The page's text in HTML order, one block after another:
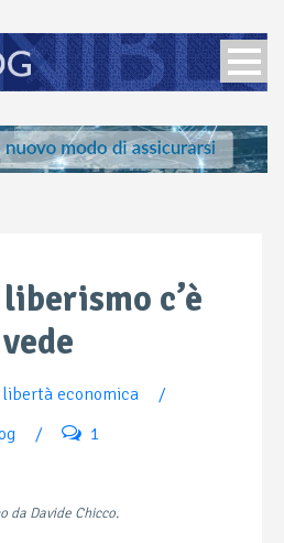
c’è
libertà economica
/
/ 1
da Davide Chicco.